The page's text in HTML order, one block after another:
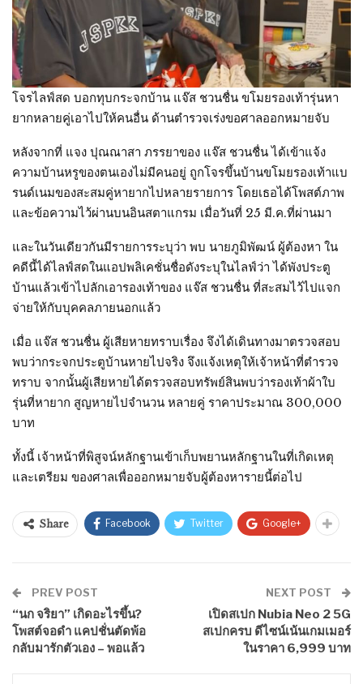
โจรไลฟ์สด บอกทุบกระจกบ้าน แจ๊ส ชวนชื่น ขโมยรองเท้ารุ่นหา
ยากหลายคู่เอาไปให้คนอื่น ด้านตำรวจเร่งขอศาลออกหมายจับ
หลังจากที่ แจง ปุณณาสา ภรรยาของ แจ๊ส ชวนชื่น ได้เข้าแจ้ง
ความบ้านหรูของตนเองไม่มีคนอยู่ ถูกโจรขึ้นบ้านขโมยรองเท้าแบ
รนด์เนมของสะสมคู่หายากไปหลายรายการ โดยเธอได้โพสต์ภาพ
และข้อความไว้ผ่านบนอินสตาแกรม เมื่อวันที่ 25 มี.ค.ที่ผ่านมา
และในวันเดียวกันมีรายการระบุว่า พบ นายภูมิพัฒน์ ผู้ต้องหา ใน
คดีนี้ได้ไลฟ์สดในแอปพลิเคชั่นชื่อดังระบุในไลฟ์ว่า ได้พังประตู
บ้านแล้วเข้าไปลักเอารองเท้าของ แจ๊ส ชวนชื่น ที่สะสมไว้ไปแจก
จ่ายให้กับบุคคลภายนอกแล้ว
เมื่อ แจ๊ส ชวนชื่น ผู้เสียหายทราบเรื่อง จึงได้เดินทางมาตรวจสอบ
พบว่ากระจกประตูบ้านหายไปจริง จึงแจ้งเหตุให้เจ้าหน้าที่ตำรวจ
ทราบ จากนั้นผู้เสียหายได้ตรวจสอบทรัพย์สินพบว่ารองเท้าผ้าใบ
รุ่นที่หายาก สูญหายไปจำนวน หลายคู่ ราคาประมาณ 300,000
บาท
ทั้งนี้ เจ้าหน้าที่พิสูจน์หลักฐานเข้าเก็บพยานหลักฐานในที่เกิดเหตุ
และเตรียม ของศาลเพื่อออกหมายจับผู้ต้องหารายนี้ต่อไป
Share Facebook Twitter Google+
PREV POST
“นก จริยา” เกิดอะไรขึ้น?
โพสต์จอดำ แคปชั่นตัดพ้อ
กลับมารักตัวเอง – พอแล้ว
NEXT POST
เปิดสเปก Nubia Neo 2 5G
สเปกครบ ดีไซน์เน้นเกมเมอร์
ในราคา 6,999 บาท